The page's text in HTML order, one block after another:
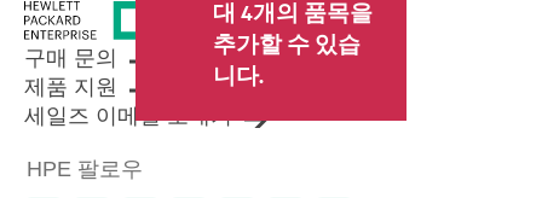
대 4개의 품목을
추가할 수 있습
니다.
구매 문의
제품 지원
세일즈 이메일 보내기
HPE 팔로우